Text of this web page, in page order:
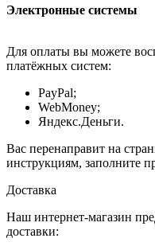
Электронные системы
Для оплаты вы можете
платёжных систем:
PayPal;
WebMoney;
Яндекс.Деньги.
Вас перенаправит на
инструкциям, заполните
Доставка
Наш интернет-магазин
доставки: